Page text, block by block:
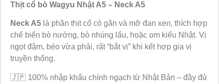
Thịt cổ bò Wagyu Nhật A5 – Neck A5
Neck A5 là phần thịt cổ có gân và mỡ đan xen, thích hợp
chế biến bò nướng, bò nhúng lẩu, hoặc om kiểu Nhật. Vị
ngọt đậm, béo vừa phải, rất “bắt vị” khi kết hợp gia vị
truyền thống.
🇯🇵 100% nhập khẩu chính ngạch từ Nhật Bản – đầy đủ